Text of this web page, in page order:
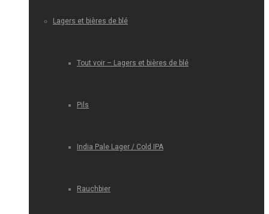
Lagers et bières de blé
Tout voir – Lagers et bières de blé
Pils
India Pale Lager / Cold IPA
Rauchbier